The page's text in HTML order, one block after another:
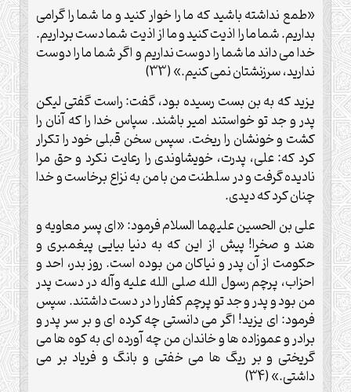
«طمع نداشته باشید که ما را خوار کنید و ما شما را گرامی
بداریم. شما ما را اذیت کنید و ما از اذیت شما دست برداریم.
خدا می داند ما شما را دوست نداریم و اگر شما ما را دوست
ندارید، سرزنشتان نمی کنیم.» (33)
یزید که به بن بست رسیده بود، گفت: راست گفتی لیکن
پدر و جد تو خواستند امیر باشند. سپاس خدا را که آنان را
کشت و خونشان را ریخت. سپس سخن قبلی خود را تکرار
کرد که: علی، پدرت، خویشاوندی را رعایت نکرد و حق مرا
نادیده گرفت و در سلطنت من با من به نزاع برخاست و خدا
چنان کرد که دیدی.
علی بن الحسین علیهما السلام فرمود: «ای پسر معاویه و
هند و صخرا! پیش از این که به دنیا بیایی پیغمبری و
حکومت از آن پدر و نیاکان من بوده است. روز بدر، احد و
احزاب، پرچم رسول الله صلی الله علیه وآله در دست پدر
من بود و پدر و جد تو پرچم کفار را در دست داشتند. سپس
فرمود: ای یزید! اگر می دانستی چه کرده ای و بر سر پدر و
برادر و عموزاده ها و خاندان من چه آورده ای به کوه ها می
گریختی و بر ریگ ها می خفتی و بانگ و فریاد بر می
داشتی.» (34)